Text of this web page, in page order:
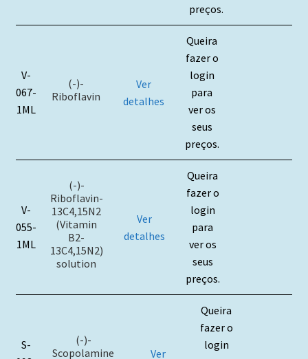
preços.
V-
067-
1ML
(-)-
Riboflavin
Ver
detalhes
Queira
fazer o
login
para
ver os
seus
preços.
V-
055-
1ML
(-)-
Riboflavin-
13C4,15N2
(Vitamin
B2-
13C4,15N2)
solution
Ver
detalhes
Queira
fazer o
login
para
ver os
seus
preços.
S-
(-)-
Scopolamine
Ver
Queira
fazer o
login